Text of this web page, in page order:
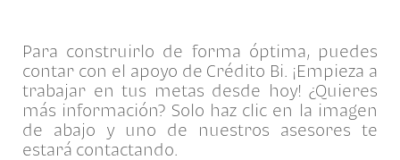
Para construirlo de forma óptima, puedes
contar con el apoyo de Crédito Bi. ¡Empieza a
trabajar en tus metas desde hoy! ¿Quieres
más información? Solo haz clic en la imagen
de abajo y uno de nuestros asesores te
estará contactando.